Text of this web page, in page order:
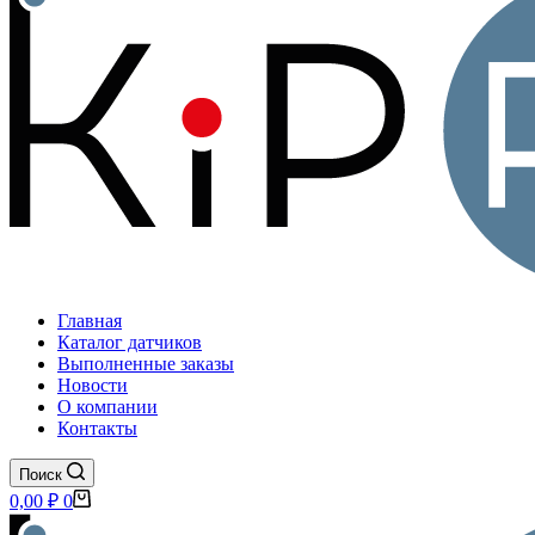
Главная
Каталог датчиков
Выполненные заказы
Новости
О компании
Контакты
Поиск
Корзина
0,00 ₽ 0